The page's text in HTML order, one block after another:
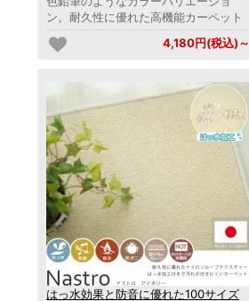
ン。耐久性に優れた高機能カーペット
4,180円(税込)～
はっ水効果と防音に優れた100サイズ